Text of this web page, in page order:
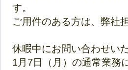
す。
ご用件のある方は、弊社
休暇中にお問い合わせい
1月7日（月）の通常業務